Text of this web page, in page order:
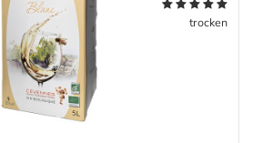
trocken